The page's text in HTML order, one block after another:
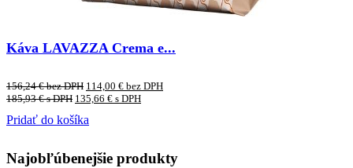
Káva LAVAZZA Crema e...
156,24€bez DPH 114,00 € bez DPH
185,93€s DPH 135,66 € s DPH
Pridať do košíka
Najobľúbenejšie produkty